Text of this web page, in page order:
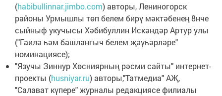
(habibullinnar.jimbo.com) авторы, Лениногорск
районы Урмышлы төп белем бирү мәктәбенең 8нче
сыйныф укучысы Хәбибуллин Искәндәр Артур улы
("Гаилә һәм башлангыч белем җәүһәрләре"
номинациясе);
"Язучы Зиннур Хөсниярның рәсми сайты" интернет-
проекты (husniyar.ru) авторы,"Татмедиа" АҖ,
"Салават күпере" журналы редакциясе филиалы